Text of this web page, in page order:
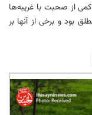
از صحبت با غریبه‌ها
بود و برخی از آنها بر